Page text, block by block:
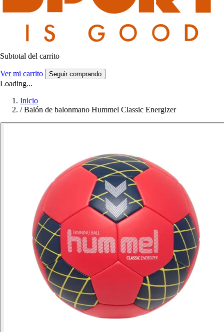
Subtotal del carrito
Ver mi carrito Seguir comprando
Loading...
Inicio
/ Balón de balonmano Hummel Classic Energizer